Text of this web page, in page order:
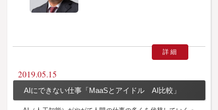
詳細
2019.05.15
AIにできない仕事「MaaSとアイドル AI比較」